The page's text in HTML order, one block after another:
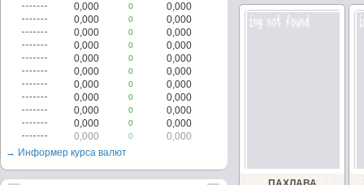
0,000
0
0,000
0,000
0
0,000
0,000
0
0,000
0,000
0
0,000
0,000
0
0,000
0,000
0
0,000
0,000
0
0,000
0,000
0
0,000
0,000
0
0,000
0,000
0
0,000
0,000
0
0,000
→ Информер курса валют